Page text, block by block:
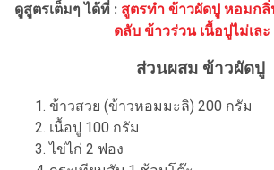
ดูสูตรเต็มๆ ได้ที่ : สูตรทำ ข้าวผัดปู หอมก
ดลับ ข้าวร่วน เนื้อปูไม่เละ
ส่วนผสม ข้าวผัดปู
ข้าวสวย (ข้าวหอมมะลิ) 200 กรัม
เนื้อปู 100 กรัม
ไข่ไก่ 2 ฟอง